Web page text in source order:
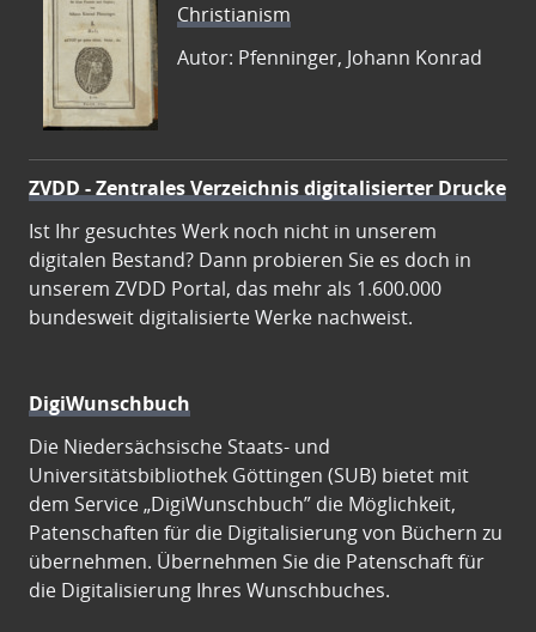
Christianism
Autor: Pfenninger, Johann Konrad
ZVDD - Zentrales Verzeichnis digitalisierter Drucke
Ist Ihr gesuchtes Werk noch nicht in unserem
digitalen Bestand? Dann probieren Sie es doch in
unserem ZVDD Portal, das mehr als 1.600.000
bundesweit digitalisierte Werke nachweist.
DigiWunschbuch
Die Niedersächsische Staats- und
Universitätsbibliothek Göttingen (SUB) bietet mit
dem Service „DigiWunschbuch” die Möglichkeit,
Patenschaften für die Digitalisierung von Büchern zu
übernehmen. Übernehmen Sie die Patenschaft für
die Digitalisierung Ihres Wunschbuches.